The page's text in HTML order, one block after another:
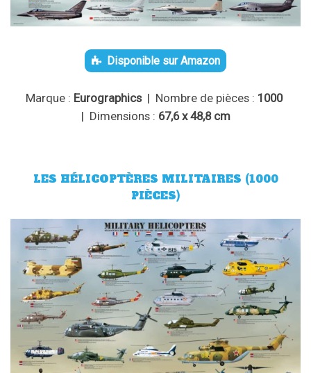
Disponible sur Amazon
Marque : Eurographics| Nombre de pièces : 1000
| Dimensions : 67,6 x 48,8 cm
LES HÉLICOPTÈRES MILITAIRES (1000
PIÈCES)